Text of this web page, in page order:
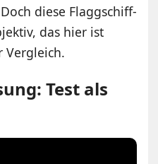
diese Flaggschiff-
das hier ist
Vergleich.
Test als